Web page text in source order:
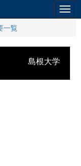
一覧
島根大学